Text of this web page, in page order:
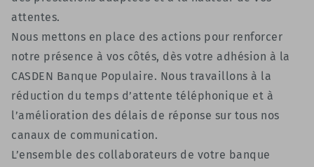
attentes.
Nous mettons en place des actions pour renforcer
notre présence à vos côtés, dès votre adhésion à la
CASDEN Banque Populaire. Nous travaillons à la
réduction du temps d’attente téléphonique et à
l’amélioration des délais de réponse sur tous nos
canaux de communication.
L’ensemble des collaborateurs de votre banque